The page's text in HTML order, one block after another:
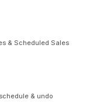
& Scheduled Sales
& undo